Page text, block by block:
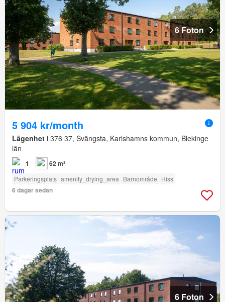
6 Foton
5 904 kr/month
Lägenhet i 376 37, Svängsta, Karlshamns kommun, Blekinge
län
1 62 m²
Parkeringsplats amenity_drying_area Barnområde Hiss
6 dagar sedan
6 Foton